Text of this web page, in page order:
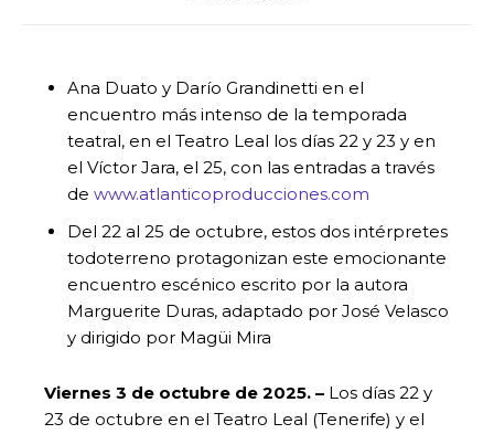
Ana Duato y Darío Grandinetti en el
encuentro más intenso de la temporada
teatral, en el Teatro Leal los días 22 y 23 y en
el Víctor Jara, el 25, con las entradas a través
de www.atlanticoproducciones.com
Del 22 al 25 de octubre, estos dos intérpretes
todoterreno protagonizan este emocionante
encuentro escénico escrito por la autora
Marguerite Duras, adaptado por José Velasco
y dirigido por Magüi Mira
Viernes 3 de octubre de 2025. – Los días 22 y
23 de octubre en el Teatro Leal (Tenerife) y el